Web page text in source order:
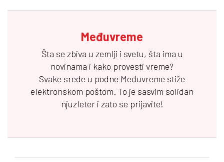
Međuvreme
Šta se zbiva u zemlji i svetu, šta ima u
novinama i kako provesti vreme?
Svake srede u podne Međuvreme stiže
elektronskom poštom. To je sasvim solidan
njuzleter i zato se prijavite!